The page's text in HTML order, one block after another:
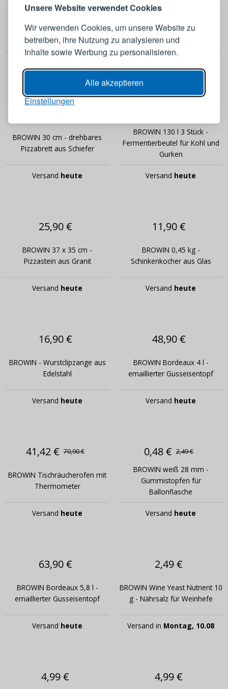
Unsere Website verwendet Cookies
Wir verwenden Cookies, um unsere Website zu
betreiben, ihre Nutzung zu analysieren und
Inhalte sowie Werbung zu personalisieren.
Alle akzeptieren
Einstellungen
BROWIN 10 cm -
Fermentiergewicht
BROWIN - Dichtung für
vertikalen Wurstfüller 3 kg
BROWIN 30 cm - drehbares
Pizzabrett aus Schiefer
Versand heute
BROWIN 130 l 3 Stück -
Fermentierbeutel für Kohl und
Gurken
Versand heute
25,90 €
BROWIN 37 x 35 cm -
Pizzastein aus Granit
Versand heute
11,90 €
BROWIN 0,45 kg -
Schinkenkocher aus Glas
Versand heute
16,90 €
BROWIN - Wurstclipzange aus
Edelstahl
Versand heute
48,90 €
BROWIN Bordeaux 4 l -
emaillierter Gusseisentopf
Versand heute
41,42 € 70,90 €
BROWIN Tischräucherofen mit
Thermometer
Versand heute
0,48 € 2,49 €
BROWIN weiß 28 mm -
Gummistopfen für
Ballonflasche
Versand heute
63,90 €
BROWIN Bordeaux 5,8 l -
emaillierter Gusseisentopf
Versand heute
2,49 €
BROWIN Wine Yeast Nutrient 10
g - Nährsalz für Weinhefe
Versand in Montag, 10.08
4,99 € 4,99 €
Melden Sie sich bei Ihrem
E-Mail-Adresse
Passwort erinnern